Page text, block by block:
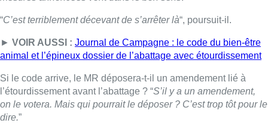
Repas halal au Samusocial
Selon nos confrères deLa Capitale, des repas 100 % halal
seront proposés dans les centres d’hébergement du
Samusocial. Georges-Louis Bouchez trouve cela scandaleux.
“Je ne comprends pas pourquoi on ne maintient pas la
possibilité de choisir“, estime Gaëtan Van Goidsenhoven. “Le
vivre ensemble, c’est respecter une forme d’altérité